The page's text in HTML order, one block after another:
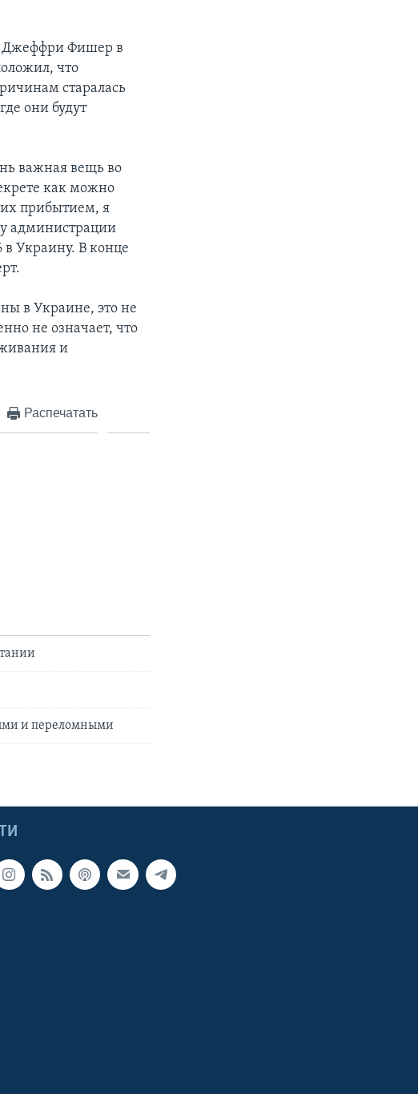
Джеффри Фишер в
что
старалась
они будут
важная вещь во
как можно
их прибытием, я
администрации
в Украину. В конце
в Украине, это не
не означает, что
и
Распечатать
и переломными